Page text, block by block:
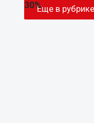
Еще в рубрике